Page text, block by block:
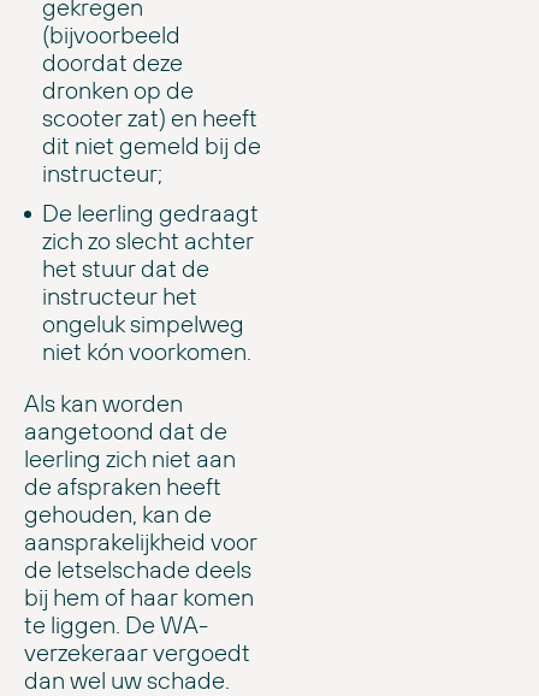
gekregen
(bijvoorbeeld
doordat deze
dronken op de
scooter zat) en heeft
dit niet gemeld bij de
instructeur;
De leerling gedraagt
zich zo slecht achter
het stuur dat de
instructeur het
ongeluk simpelweg
niet kón voorkomen.
Als kan worden
aangetoond dat de
leerling zich niet aan
de afspraken heeft
gehouden, kan de
aansprakelijkheid voor
de letselschade deels
bij hem of haar komen
te liggen. De WA-
verzekeraar vergoedt
dan wel uw schade.